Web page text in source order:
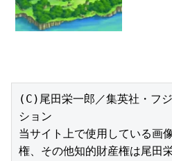
(C)尾田栄一郎／集英社・フ
ション
当サイト上で使用している画
権、その他知的財産権は尾田